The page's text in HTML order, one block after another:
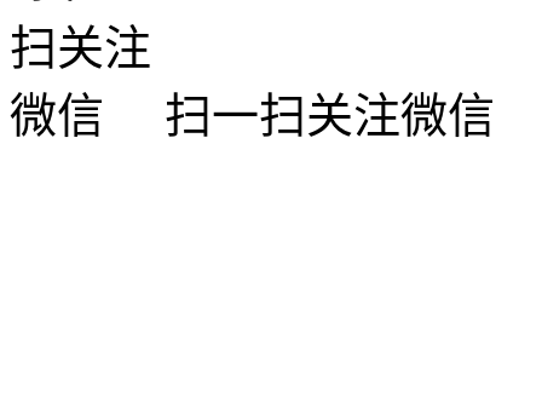
扫一扫关注微信